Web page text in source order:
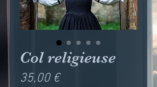
Col religieuse
35,00 €Prix